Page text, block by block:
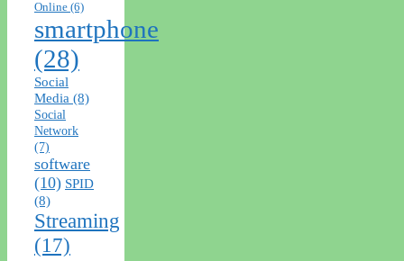
Online (6)
smartphone
(28)
Social
Media (8)
Social
Network
(7)
software
(10) SPID
(8)
Streaming
(17)